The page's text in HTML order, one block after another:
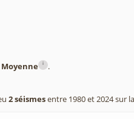
Moyenne i .
2 séismesentre 1980 et 2024 sur